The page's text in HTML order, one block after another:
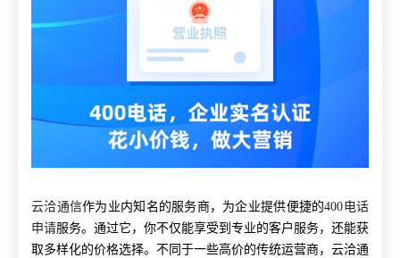
云洽通信作为业内知名的服务商，为企业提供便捷的400电话
申请服务。通过它，你不仅能享受到专业的客户服务，还能获
取多样化的价格选择。不同于一些高价的传统运营商，云洽通